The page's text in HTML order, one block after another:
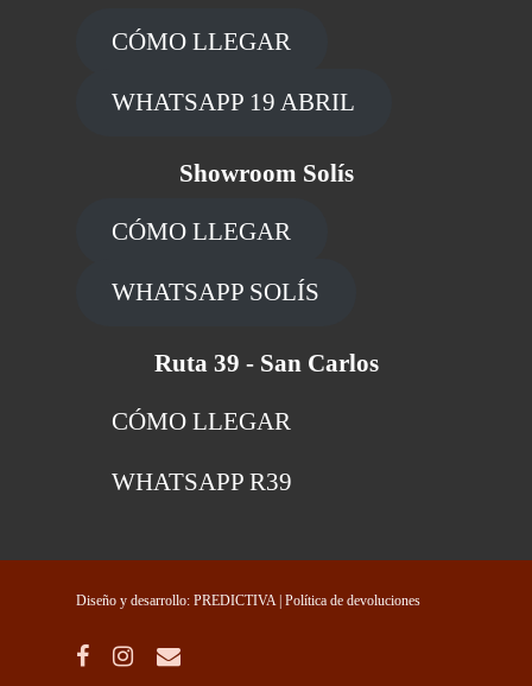
CÓMO LLEGAR
WHATSAPP 19 ABRIL
Showroom Solís
CÓMO LLEGAR
WHATSAPP SOLÍS
Ruta 39 - San Carlos
CÓMO LLEGAR
WHATSAPP R39
Diseño y desarrollo: PREDICTIVA | Política de devoluciones